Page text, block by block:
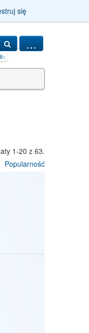
się
...
|
1-20 z 63.
Popularność